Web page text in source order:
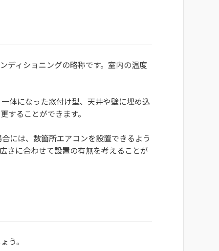
ディショニングの略称です。室内の温度
体になった窓付け型、天井や壁に埋め込
することができます。
には、数箇所エアコンを設置できるよう
さに合わせて設置の有無を考えることが
う。